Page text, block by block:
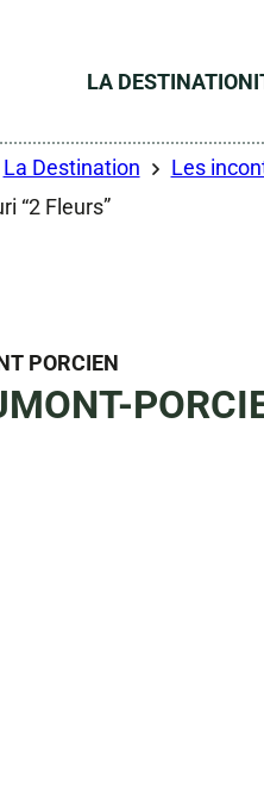
LA DESTINATION
La Destination Les
“2 Fleurs”
PORCIEN